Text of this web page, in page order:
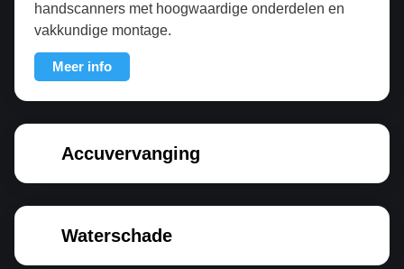
handscanners met hoogwaardige onderdelen en
vakkundige montage.
Meer info
Accuvervanging
Waterschade